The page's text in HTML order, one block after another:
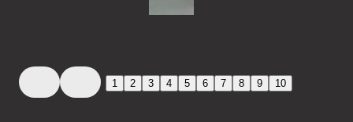
1 2 3 4 5 6 7 8 9 10